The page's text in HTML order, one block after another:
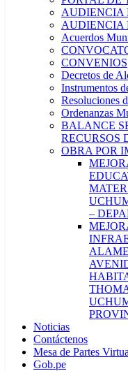
AUDIENCIA
AUDIENCIA
Acuerdos
CONVENIOS
Decretos de
Instrumentos
Resoluciones
Ordenanzas
BALANCE
RECURSOS
OBRA POR
–
Noticias
Contáctenos
Mesa de Partes
Gob.pe